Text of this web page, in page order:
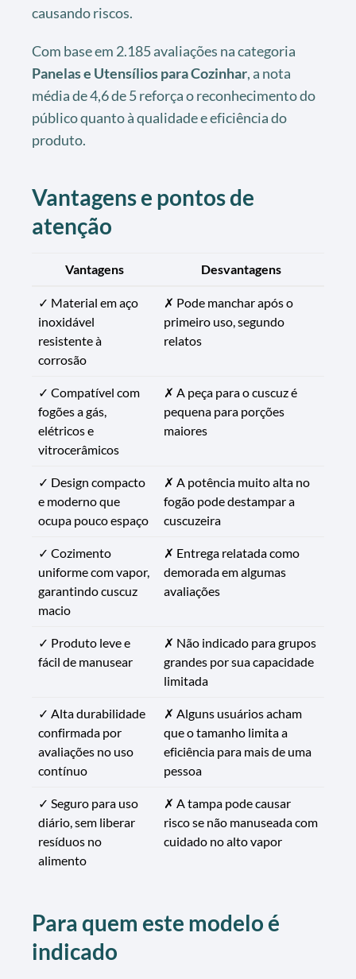
causando riscos.
Com base em 2.185 avaliações na categoria
Panelas e Utensílios para Cozinhar, a nota
média de 4,6 de 5 reforça o reconhecimento do
público quanto à qualidade e eficiência do
produto.
Vantagens e pontos de
atenção
Vantagens Desvantagens
✓ Material em aço
inoxidável
resistente à
corrosão
✗ Pode manchar após o
primeiro uso, segundo
relatos
✓ Compatível com
fogões a gás,
elétricos e
vitrocerâmicos
✗ A peça para o cuscuz é
pequena para porções
maiores
✓ Design compacto
e moderno que
ocupa pouco espaço
✗ A potência muito alta no
fogão pode destampar a
cuscuzeira
✓ Cozimento
uniforme com vapor,
garantindo cuscuz
macio
✗ Entrega relatada como
demorada em algumas
avaliações
✓ Produto leve e
fácil de manusear
✗ Não indicado para grupos
grandes por sua capacidade
limitada
✓ Alta durabilidade
confirmada por
avaliações no uso
contínuo
✗ Alguns usuários acham
que o tamanho limita a
eficiência para mais de uma
pessoa
✓ Seguro para uso
diário, sem liberar
resíduos no
alimento
✗ A tampa pode causar
risco se não manuseada com
cuidado no alto vapor
Para quem este modelo é
indicado